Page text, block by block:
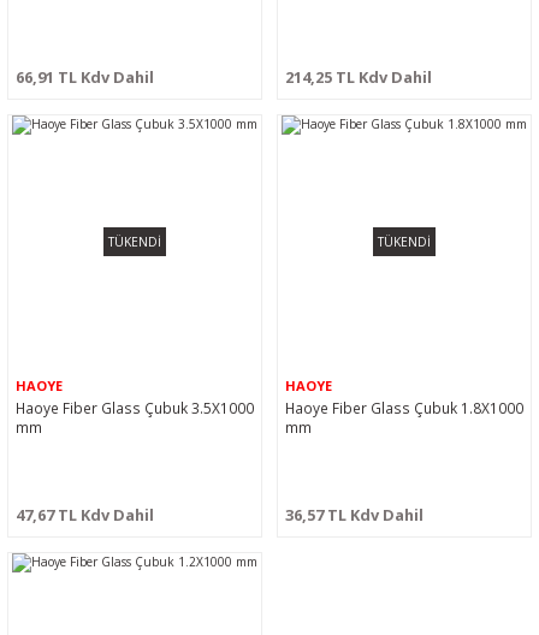
66,91 TL Kdv Dahil 214,25 TL Kdv Dahil
TÜKENDİ
HAOYE
Haoye Fiber Glass Çubuk 3.5X1000
mm
47,67 TL Kdv Dahil
TÜKENDİ
HAOYE
Haoye Fiber Glass Çubuk 1.8X1000
mm
36,57 TL Kdv Dahil